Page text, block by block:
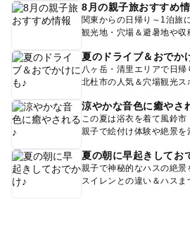
8月の親子旅おすすめ
関東からの日帰り～1泊旅
観光地・穴場＆避暑地や収
夏のドライブ＆おでか
八ヶ岳・清里エリアで日帰
北杜市の人気＆穴場観光ス
涼やかな音色に癒やさ
この夏は浴衣を着て風鈴市
親子で絵付け体験や絶景を
夏の朝に早起きしてお
親子で神秘的なハスの絶景
スイレンとの違い＆ハスま